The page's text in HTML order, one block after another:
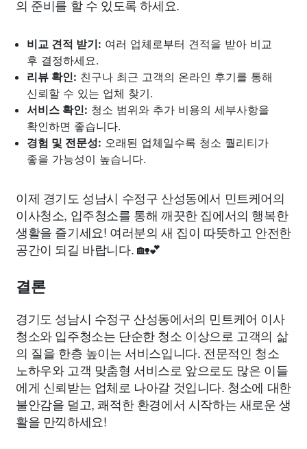
의 준비를 할 수 있도록 하세요.
비교 견적 받기: 여러 업체로부터 견적을 받아 비교
후 결정하세요.
리뷰 확인: 친구나 최근 고객의 온라인 후기를 통해
신뢰할 수 있는 업체 찾기.
서비스 확인: 청소 범위와 추가 비용의 세부사항을
확인하면 좋습니다.
경험 및 전문성: 오래된 업체일수록 청소 퀄리티가
좋을 가능성이 높습니다.
이제 경기도 성남시 수정구 산성동에서 민트케어의
이사청소, 입주청소를 통해 깨끗한 집에서의 행복한
생활을 즐기세요! 여러분의 새 집이 따뜻하고 안전한
공간이 되길 바랍니다. 🏡💕
결론
경기도 성남시 수정구 산성동에서의 민트케어 이사
청소와 입주청소는 단순한 청소 이상으로 고객의 삶
의 질을 한층 높이는 서비스입니다. 전문적인 청소
노하우와 고객 맞춤형 서비스로 앞으로도 많은 이들
에게 신뢰받는 업체로 나아갈 것입니다. 청소에 대한
불안감을 덜고, 쾌적한 환경에서 시작하는 새로운 생
활을 만끽하세요!